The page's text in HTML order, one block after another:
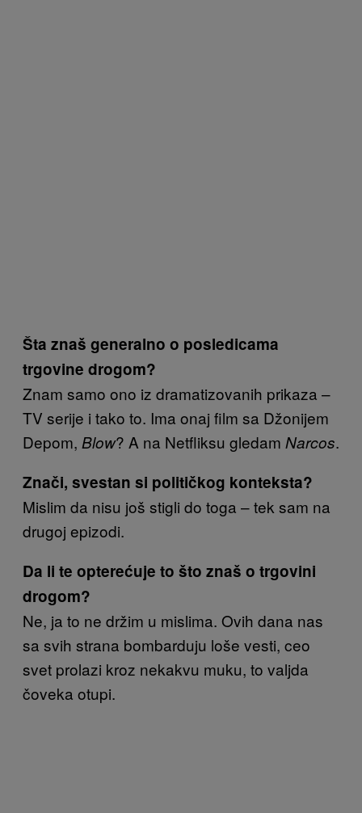
Šta znaš generalno o posledicama
trgovine drogom?
Znam samo ono iz dramatizovanih prikaza –
TV serije i tako to. Ima onaj film sa Džonijem
Depom, Blow? A na Netfliksu gledam Narcos.
Znači, svestan si političkog konteksta?
Mislim da nisu još stigli do toga – tek sam na
drugoj epizodi.
Da li te opterećuje to što znaš o trgovini
drogom?
Ne, ja to ne držim u mislima. Ovih dana nas
sa svih strana bombarduju loše vesti, ceo
svet prolazi kroz nekakvu muku, to valjda
čoveka otupi.